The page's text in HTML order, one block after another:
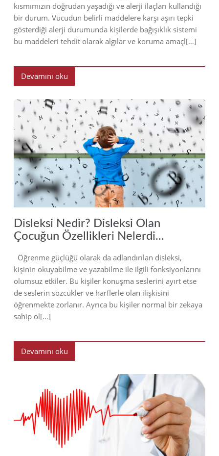
kısmımızın doğrudan yaşadığı ve alerji ilaçları kullandığı
bir durum. Vücudun belirli maddelere karşı aşırı tepki
gösterdiği alerji durumunda kişilerde bağışıklık sistemi
bu maddeleri tehdit olarak algılar ve koruma amaçl[…]
Devamını oku
2023
Disleksi Nedir? Disleksi Olan
Çocuğun Özellikleri Nelerdi...
Öğrenme güçlüğü olarak da adlandırılan disleksi,
kişinin okuyabilme ve yazabilme ile ilgili fonksiyonlarını
olumsuz etkiler. Bu kişiler konuşma seslerini ayırt etse
de seslerin sözcükler ve harflerle olan ilişkisini
öğrenmekte zorlanır. Ayrıca bu kişiler normal bir zekaya
sahip ol[…]
Devamını oku
2023